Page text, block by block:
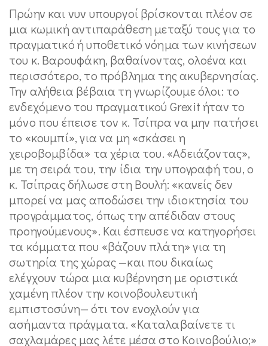
Πρώην και νυν υπουργοί βρίσκονται πλέον σε
μια κωμική αντιπαράθεση μεταξύ τους για το
πραγματικό ή υποθετικό νόημα των κινήσεων
του κ. Βαρουφάκη, βαθαίνοντας, ολοένα και
περισσότερο, το πρόβλημα της ακυβερνησίας.
Την αλήθεια βέβαια τη γνωρίζουμε όλοι: το
ενδεχόμενο του πραγματικού Grexit ήταν το
μόνο που έπεισε τον κ. Τσίπρα να μην πατήσει
το «κουμπί», για να μη «σκάσει η
χειροβομβίδα» τα χέρια του. «Αδειάζοντας»,
με τη σειρά του, την ίδια την υπογραφή του, ο
κ. Τσίπρας δήλωσε στη Βουλή: «κανείς δεν
μπορεί να μας αποδώσει την ιδιοκτησία του
προγράμματος, όπως την απέδιδαν στους
προηγούμενους». Και έσπευσε να κατηγορήσει
τα κόμματα που «βάζουν πλάτη» για τη
σωτηρία της χώρας —και που δικαίως
ελέγχουν τώρα μια κυβέρνηση με οριστικά
χαμένη πλέον την κοινοβουλευτική
εμπιστοσύνη— ότι τον ενοχλούν για
ασήμαντα πράγματα. «Καταλαβαίνετε τι
σαχλαμάρες μας λέτε μέσα στο Κοινοβούλιο;»